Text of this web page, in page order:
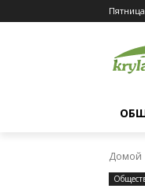
Домой